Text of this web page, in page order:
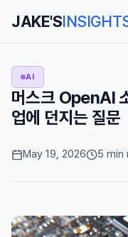
JAKE'S
AI
머스크 OpenAI
업에 던지는 질문
May 19, 2026 5 min